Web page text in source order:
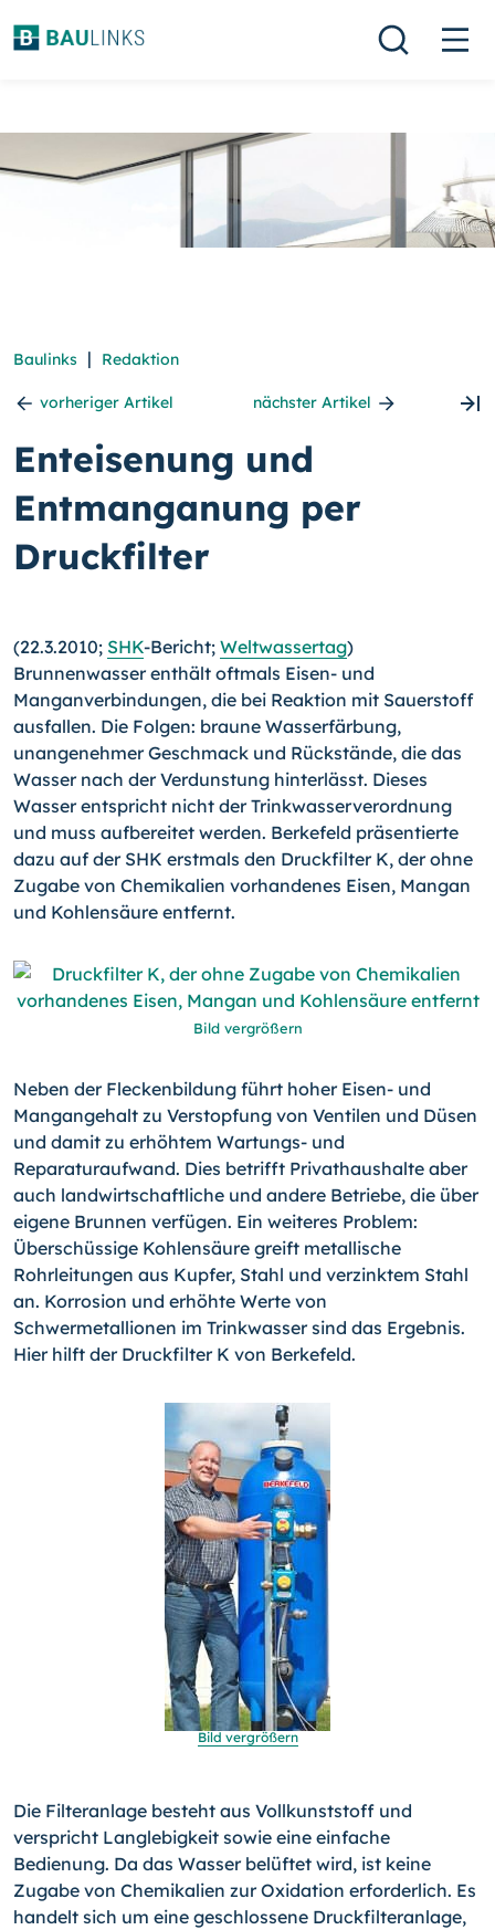
Baulinks | Redaktion
vorheriger Artikel nächster Artikel
Enteisenung und
Entmanganung per
Druckfilter
(22.3.2010; SHK-Bericht; Weltwassertag)
Brunnenwasser enthält oftmals Eisen- und
Manganverbindungen, die bei Reaktion mit Sauerstoff
ausfallen. Die Folgen: braune Wasserfärbung,
unangenehmer Geschmack und Rückstände, die das
Wasser nach der Verdunstung hinterlässt. Dieses
Wasser entspricht nicht der Trinkwasserverordnung
und muss aufbereitet werden. Berkefeld präsentierte
dazu auf der SHK erstmals den Druckfilter K, der ohne
Zugabe von Chemikalien vorhandenes Eisen, Mangan
und Kohlensäure entfernt.
Bild vergrößern
Neben der Fleckenbildung führt hoher Eisen- und
Mangangehalt zu Verstopfung von Ventilen und Düsen
und damit zu erhöhtem Wartungs- und
Reparaturaufwand. Dies betrifft Privathaushalte aber
auch landwirtschaftliche und andere Betriebe, die über
eigene Brunnen verfügen. Ein weiteres Problem:
Überschüssige Kohlensäure greift metallische
Rohrleitungen aus Kupfer, Stahl und verzinktem Stahl
an. Korrosion und erhöhte Werte von
Schwermetallionen im Trinkwasser sind das Ergebnis.
Hier hilft der Druckfilter K von Berkefeld.
Bild vergrößern
Die Filteranlage besteht aus Vollkunststoff und
verspricht Langlebigkeit sowie eine einfache
Bedienung. Da das Wasser belüftet wird, ist keine
Zugabe von Chemikalien zur Oxidation erforderlich. Es
handelt sich um eine geschlossene Druckfilteranlage,